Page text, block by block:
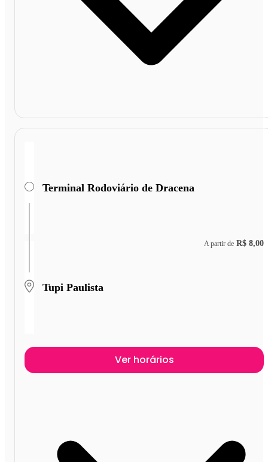
Terminal Rodoviário de Dracena
Tupi Paulista
A partir de R$ 8,00
Ver horários